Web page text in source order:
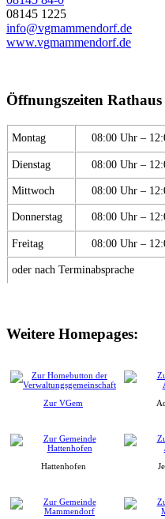
08145 1225
info@vgmammendorf.de
www.vgmammendorf.de
Öffnungszeiten
Montag 08:00 Uhr –
Dienstag 08:00 Uhr –
Mittwoch 08:00 Uhr –
Donnerstag 08:00 Uhr –
Freitag 08:00 Uhr –
oder nach Terminabsprache
Weitere Homepages:
Zur VGem
Hattenhofen